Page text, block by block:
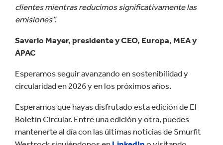
clientes mientras reducimos significativamente las
emisiones”.
Saverio Mayer, presidente y CEO, Europa, MEA y
APAC
Esperamos seguir avanzando en sostenibilidad y
circularidad en 2026 y en los próximos años.
Esperamos que hayas disfrutado esta edición de El
Boletín Circular. Entre una edición y otra, puedes
mantenerte al día con las últimas noticias de Smurfit